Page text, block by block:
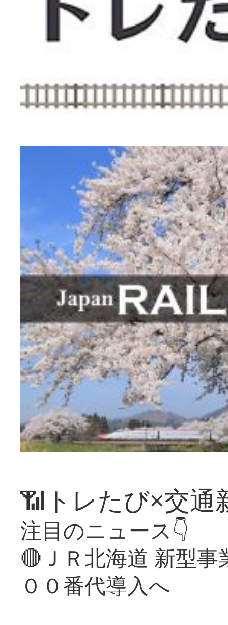
📶トレたび×交通
注目のニュース👇
🔴ＪＲ北海道 新型
００番代導入へ